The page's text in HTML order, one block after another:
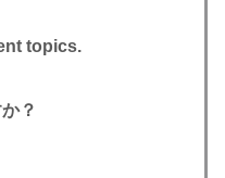
topics.
？